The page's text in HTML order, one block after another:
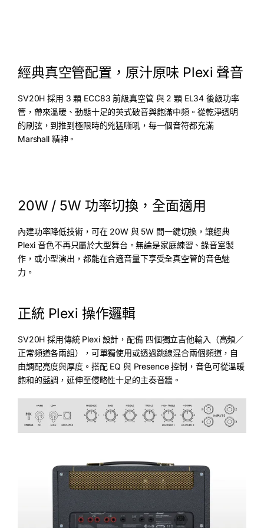
經典真空管配置，原汁原味 Plexi 聲音
SV20H 採用 3 顆 ECC83 前級真空管 與 2 顆 EL34 後級功率
管，帶來溫暖、動態十足的英式破音與飽滿中頻。從乾淨透明
的刷弦，到推到極限時的兇猛嘶吼，每一個音符都充滿
Marshall 精神。
20W / 5W 功率切換，全面適用
內建功率降低技術，可在 20W 與 5W 間一鍵切換，讓經典
Plexi 音色不再只屬於大型舞台。無論是家庭練習、錄音室製
作，或小型演出，都能在合適音量下享受全真空管的音色魅
力。
正統 Plexi 操作邏輯
SV20H 採用傳統 Plexi 設計，配備 四個獨立吉他輸入（高頻／
正常頻道各兩組），可單獨使用或透過跳線混合兩個頻道，自
由調配亮度與厚度。搭配 EQ 與 Presence 控制，音色可從溫暖
飽和的藍調，延伸至侵略性十足的主奏音牆。